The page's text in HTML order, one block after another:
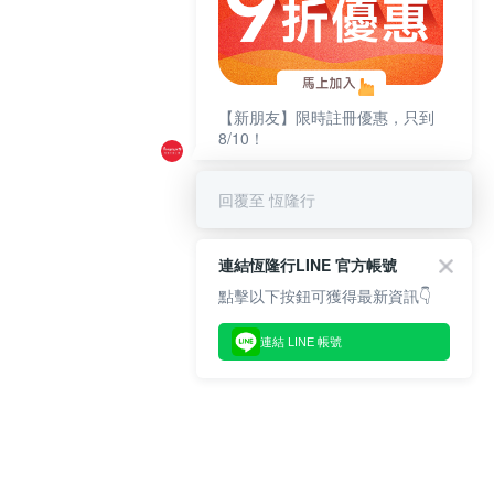
【新朋友】限時註冊優惠，只到
8/10！
回覆至 恆隆行
連結恆隆行LINE 官方帳號
點擊以下按鈕可獲得最新資訊👇
連結 LINE 帳號